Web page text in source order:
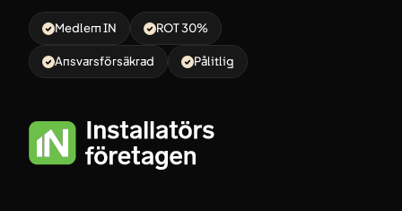
Medlem IN ROT 30%
Ansvarsförsäkrad Pålitlig